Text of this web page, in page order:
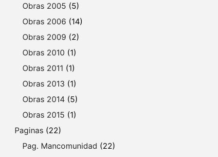
Obras 2005 (5)
Obras 2006 (14)
Obras 2009 (2)
Obras 2010 (1)
Obras 2011 (1)
Obras 2013 (1)
Obras 2014 (5)
Obras 2015 (1)
Paginas (22)
Pag. Mancomunidad (22)